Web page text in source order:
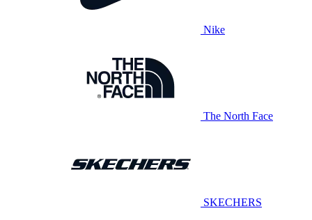
Nike
The North Face
SKECHERS